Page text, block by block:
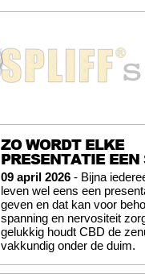
ZO WORDT ELKE
PRESENTATIE EEN
09 april 2026 - Bijna
leven wel eens een
geven en dat kan voor
spanning en nervositeit
gelukkig houdt CBD de
vakkundig onder de duim.